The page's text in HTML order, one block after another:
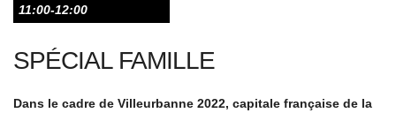
11:00-12:00
SPÉCIAL FAMILLE
Dans le cadre de Villeurbanne 2022, capitale française de la